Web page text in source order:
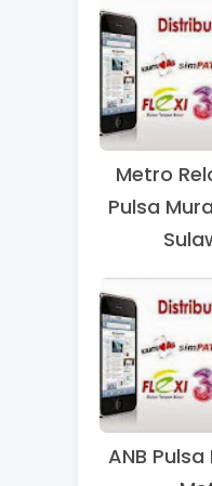
Metro
Pulsa
ANB